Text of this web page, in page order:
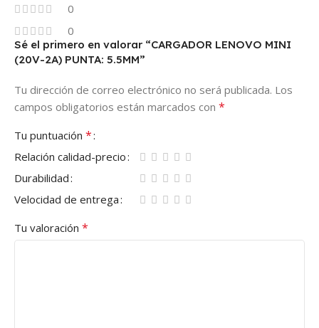
0
0
Sé el primero en valorar “CARGADOR LENOVO MINI
(20V-2A) PUNTA: 5.5MM”
Tu dirección de correo electrónico no será publicada. Los
campos obligatorios están marcados con *
Tu puntuación *
Relación calidad-precio
Durabilidad
Velocidad de entrega
Tu valoración *